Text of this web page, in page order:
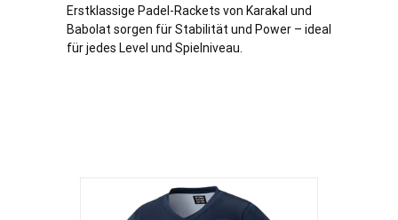
Erstklassige Padel-Rackets von Karakal und
Babolat sorgen für Stabilität und Power – ideal
für jedes Level und Spielniveau.